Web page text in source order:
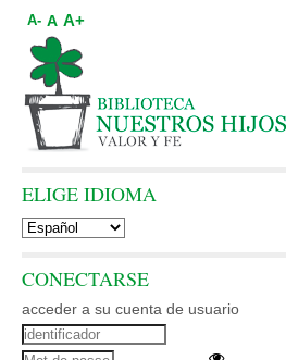
A- A A+
ELIGE IDIOMA
CONECTARSE
acceder a su cuenta de usuario